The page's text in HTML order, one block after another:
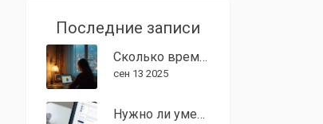
Последние записи
Сколько времени нужно, чтобы стать графическим дизайнером: реальные сроки и план 2025
сен 13 2025
Нужно ли уметь рисовать, чтобы стать UX/UI дизайнером: честный разбор навыков